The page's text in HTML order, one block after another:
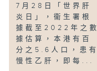
7月28日「世界肝
炎日」，衞生署根
據截至2022年之數
據估算，本港有百
分之5.6人口，患有
慢性乙肝，即每...